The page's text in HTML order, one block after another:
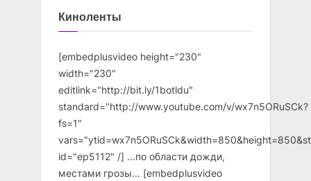
Киноленты
[embedplusvideo height="230"
width="230"
editlink="http://bit.ly/1botldu"
standard="http://www.youtube.com/v/wx7n5ORuSCk?
fs=1"
id="ep5112" /] ...по области дожди,
местами грозы... [embedplusvideo